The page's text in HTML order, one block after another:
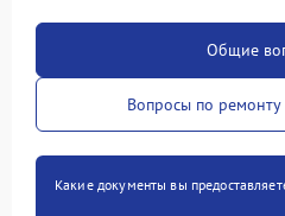
Общие
Вопросы по
Какие документы вы